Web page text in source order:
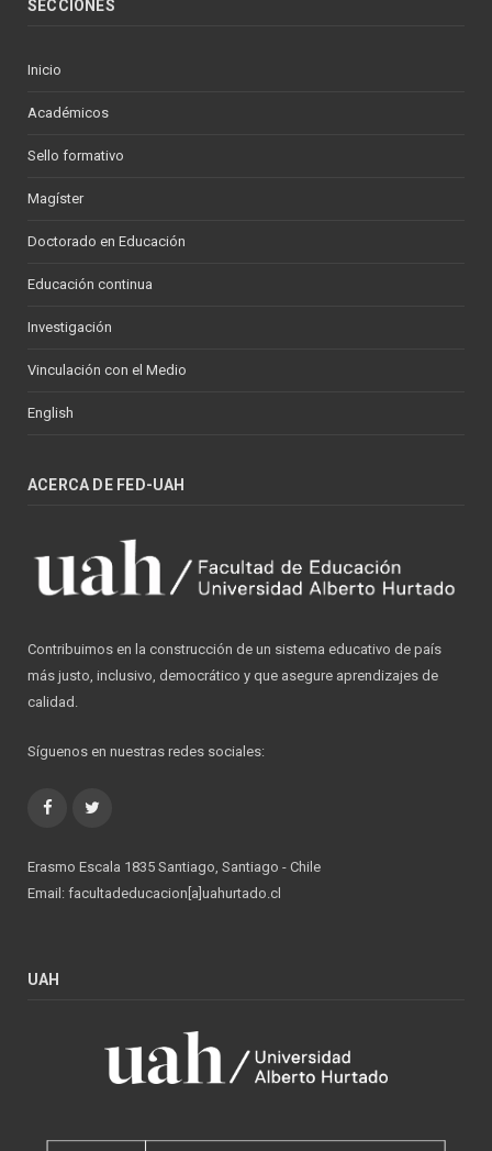
SECCIONES
Inicio
Académicos
Sello formativo
Magíster
Doctorado en Educación
Educación continua
Investigación
Vinculación con el Medio
English
ACERCA DE FED-UAH
Contribuimos en la construcción de un sistema educativo de país
más justo, inclusivo, democrático y que asegure aprendizajes de
calidad.
Síguenos en nuestras redes sociales:
Facebook
Erasmo Escala 1835 Santiago, Santiago - Chile
Email: facultadeducacion[a]uahurtado.cl
UAH